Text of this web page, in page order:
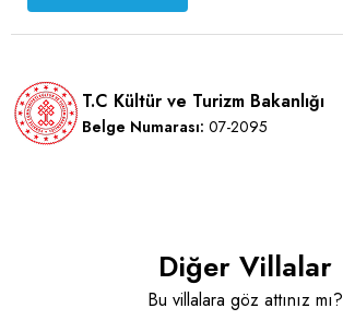
T.C Kültür ve Turizm Bakanlığı
Belge Numarası: 07-2095
Diğer Villalar
Bu villalara göz attınız mı?